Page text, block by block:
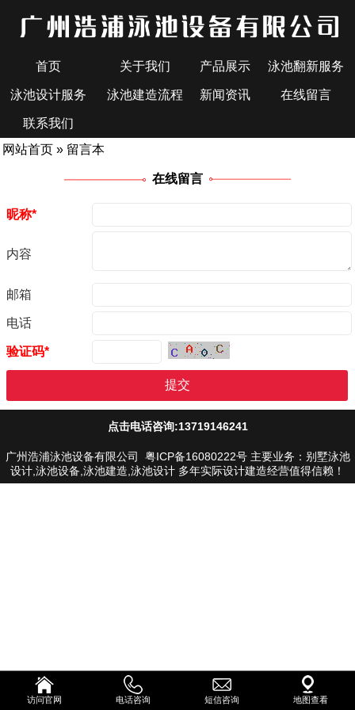
首页 关于我们 产品展示 泳池翻新服务
泳池设计服务 泳池建造流程 新闻资讯 在线留言
联系我们
网站首页 » 留言本
在线留言
昵称*
内容
邮箱
电话
验证码*
点击电话咨询:13719146241
广州浩浦泳池设备有限公司 粤ICP备16080222号主要业务：别墅泳池
设计,泳池设备,泳池建造,泳池设计 多年实际设计建造经营值得信赖！
访问官网 电话咨询 短信咨询 地图查看